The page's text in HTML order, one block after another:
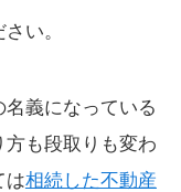
い。
義になっている
も段取りも変わ
は相続した不動産